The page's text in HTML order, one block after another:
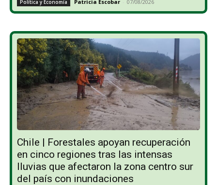
Política y Economía Patricia Escobar - 07/08/2026
Chile | Forestales apoyan recuperación
en cinco regiones tras las intensas
lluvias que afectaron la zona centro sur
del país con inundaciones